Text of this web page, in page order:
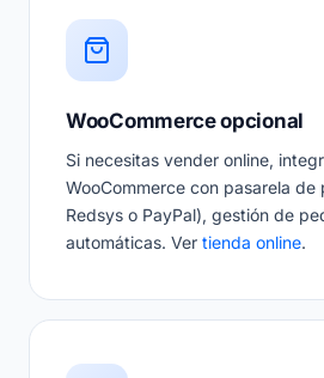
WooCommerce opcional
Si necesitas vender online,
WooCommerce con pasarela de
Redsys o PayPal), gestión de
automáticas. Ver tienda online.